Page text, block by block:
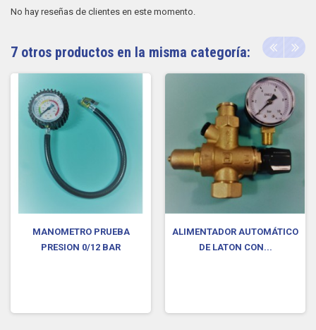
No hay reseñas de clientes en este momento.
7 otros productos en la misma categoría:
MANOMETRO PRUEBA
PRESION 0/12 BAR
ALIMENTADOR AUTOMÁTICO
DE LATON CON...